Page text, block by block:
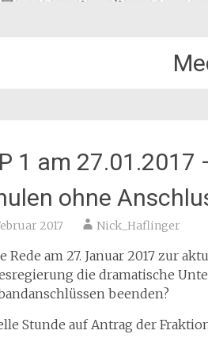
1 am 27.01.2017
ohne
2017 Nick_Haflinger
Rede am 27. Januar 2017 zur
die dramatische
beenden?
Stunde auf Antrag der